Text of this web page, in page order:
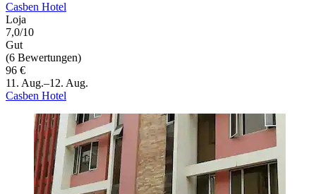
Casben Hotel
Loja
7,0/10
Gut
(6 Bewertungen)
96 €
11. Aug.–12. Aug.
Casben Hotel